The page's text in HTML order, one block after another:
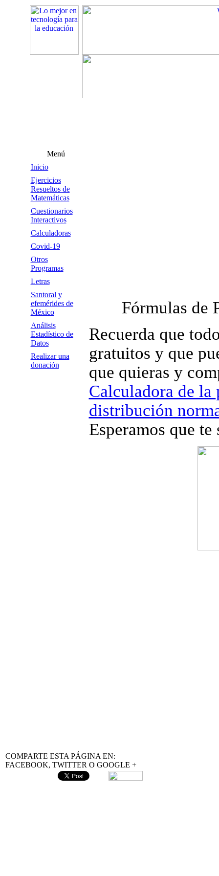
Menú
Inicio
Ejercicios
Resueltos de
Matemáticas
Cuestionarios
Interactivos
Calculadoras
Covid-19
Otros
Programas
Letras
Santoral y
efemérides de
México
Análisis
Estadístico de
Datos
Realizar una
donación
Fórmulas de
Recuerda que
gratuitos y que
que quieras y
Calculadora de
distribución
Esperamos que
COMPARTE ESTA PÁGINA EN:
FACEBOOK, TWITTER O GOOGLE +